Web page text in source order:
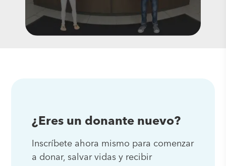
¿Eres un donante nuevo?
Inscríbete ahora mismo para comenzar
a donar, salvar vidas y recibir